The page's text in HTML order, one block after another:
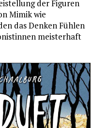
der Figuren
Mimik wie
das Denken Fühlen
meisterhaft